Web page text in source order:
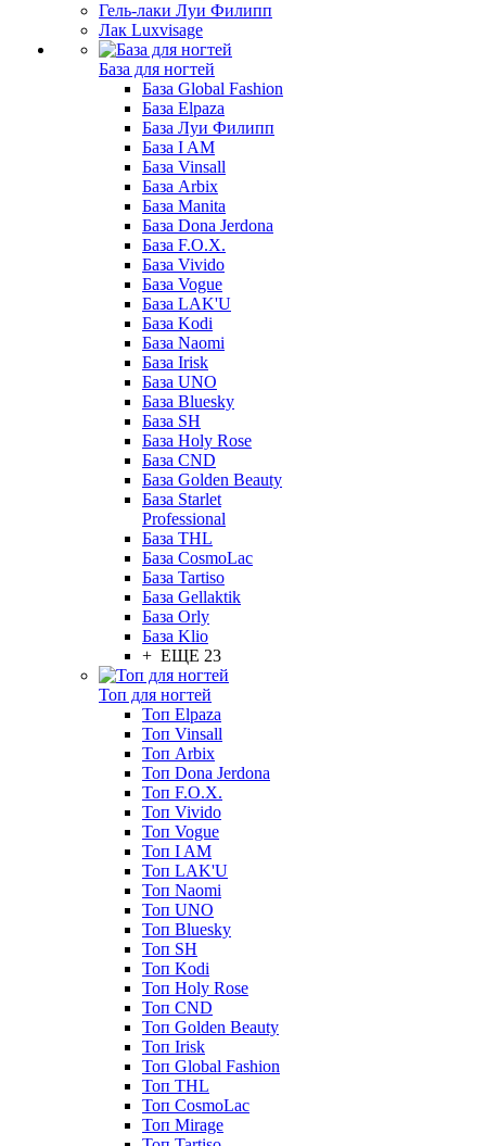
Гель-лаки Луи Филипп
Лак Luxvisage
База для ногтей
База Global Fashion
База Elpaza
База Луи Филипп
База I AM
База Vinsall
База Arbix
База Manita
База Dona Jerdona
База F.O.X.
База Vivido
База Vogue
База LAK'U
База Kodi
База Naomi
База Irisk
База UNO
База Bluesky
База SH
База Holy Rose
База CND
База Golden Beauty
База Starlet
Professional
База THL
База CosmoLac
База Tartiso
База Gellaktik
База Orly
База Klio
+ ЕЩЕ 23
Топ для ногтей
Топ Elpaza
Топ Vinsall
Топ Arbix
Топ Dona Jerdona
Топ F.O.X.
Топ Vivido
Топ Vogue
Топ I AM
Топ LAK'U
Топ Naomi
Топ UNO
Топ Bluesky
Топ SH
Топ Kodi
Топ Holy Rose
Топ CND
Топ Golden Beauty
Топ Irisk
Топ Global Fashion
Топ THL
Топ CosmoLac
Топ Mirage